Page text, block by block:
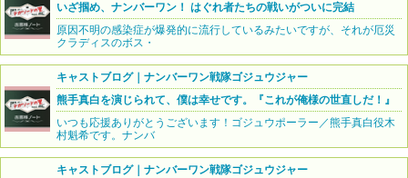
いざ掴め、ナンバーワン！ はぐれ者たちの戦いがついに完結
原因不明の感染症が爆発的に流行しているみたいですが、それが厄災
クラディスのボス・
キャストブログ｜ナンバーワン戦隊ゴジュウジャー
熊手真白を演じられて、僕は幸せです。『これが俺様の世直しだ！』
いつも応援ありがとうございます！ゴジュウポーラー／熊手真白役木
村魁希です。ナンバ
キャストブログ｜ナンバーワン戦隊ゴジュウジャー